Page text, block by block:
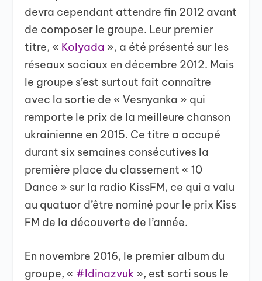
devra cependant attendre fin 2012 avant
de composer le groupe. Leur premier
titre, « Kolyada », a été présenté sur les
réseaux sociaux en décembre 2012. Mais
le groupe s’est surtout fait connaître
avec la sortie de « Vesnyanka » qui
remporte le prix de la meilleure chanson
ukrainienne en 2015. Ce titre a occupé
durant six semaines consécutives la
première place du classement « 10
Dance » sur la radio KissFM, ce qui a valu
au quatuor d’être nominé pour le prix Kiss
FM de la découverte de l’année.
En novembre 2016, le premier album du
groupe, « #Idinazvuk », est sorti sous le